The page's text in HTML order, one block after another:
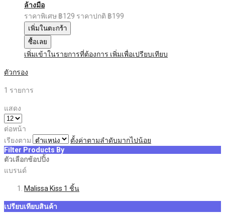
ล้างมือ
ราคาพิเศษ ฿129 ราคาปกติ ฿199
เพิ่มในตะกร้า
ซื้อเลย
เพิ่มเข้าในรายการที่ต้องการ เพิ่มเพื่อเปรียบเทียบ
ตัวกรอง
1 รายการ
แสดง
ต่อหน้า
เรียงตาม
ตั้งค่าตามลำดับมากไปน้อย
Filter Products By
ตัวเลือกช้อปปิ้ง
แบรนด์
Malissa Kiss 1 ชิ้น
เปรียบเทียบสินค้า